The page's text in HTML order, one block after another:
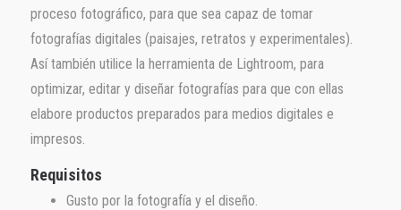
proceso fotográfico, para que sea capaz de tomar
fotografías digitales (paisajes, retratos y experimentales).
Así también utilice la herramienta de Lightroom, para
optimizar, editar y diseñar fotografías para que con ellas
elabore productos preparados para medios digitales e
impresos.
Requisitos
Gusto por la fotografía y el diseño.